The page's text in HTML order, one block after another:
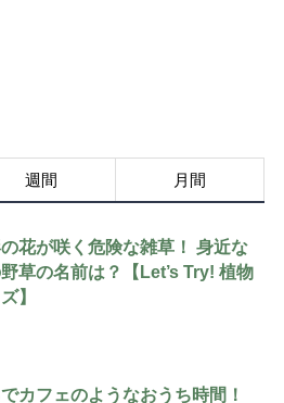
週間 月間
花が咲く危険な雑草！ 身近な
草の名前は？【Let’s Try! 植物
】
カフェのようなおうち時間！